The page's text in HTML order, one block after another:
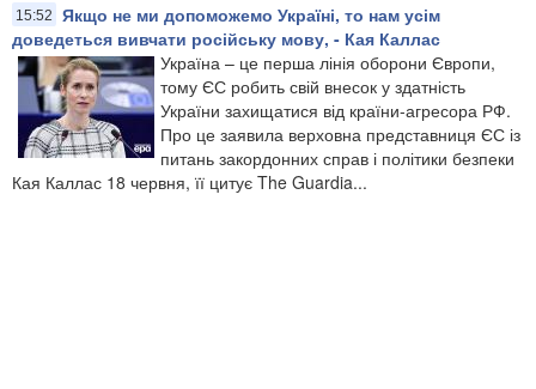
15:52
Якщо не ми допоможемо Україні, то нам усім
доведеться вивчати російську мову, - Кая Каллас
Україна – це перша лінія оборони Європи,
тому ЄС робить свій внесок у здатність
України захищатися від країни-агресора РФ.
Про це заявила верховна представниця ЄС із
питань закордонних справ і політики безпеки
Кая Каллас 18 червня, її цитує The Guardia...